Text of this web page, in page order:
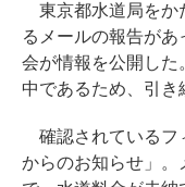
東京都水道局をか
るメールの報告が
会が情報を公開した
中であるため、引き
確認されているフ
からのお知らせ」。